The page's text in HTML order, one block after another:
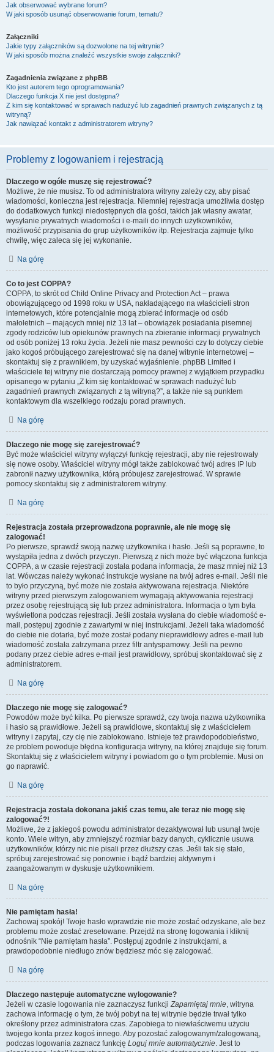
Jak obserwować wybrane forum?
W jaki sposób usunąć obserwowanie forum, tematu?
Załączniki
Jakie typy załączników są dozwolone na tej witrynie?
W jaki sposób można znaleźć wszystkie swoje załączniki?
Zagadnienia związane z phpBB
Kto jest autorem tego oprogramowania?
Dlaczego funkcja X nie jest dostępna?
Z kim się kontaktować w sprawach nadużyć lub zagadnień prawnych związanych z tą
witryną?
Jak nawiązać kontakt z administratorem witryny?
Problemy z logowaniem i rejestracją
Dlaczego w ogóle muszę się rejestrować?
Możliwe, że nie musisz. To od administratora witryny zależy czy, aby pisać
wiadomości, konieczna jest rejestracja. Niemniej rejestracja umożliwia dostęp
do dodatkowych funkcji niedostępnych dla gości, takich jak własny awatar,
wysyłanie prywatnych wiadomości i e-maili do innych użytkowników,
możliwość przypisania do grup użytkowników itp. Rejestracja zajmuje tylko
chwilę, więc zaleca się jej wykonanie.
Na górę
Co to jest COPPA?
COPPA, to skrót od Child Online Privacy and Protection Act – prawa
obowiązującego od 1998 roku w USA, nakładającego na właścicieli stron
internetowych, które potencjalnie mogą zbierać informacje od osób
małoletnich – mających mniej niż 13 lat – obowiązek posiadania pisemnej
zgody rodziców lub opiekunów prawnych na zbieranie informacji prywatnych
od osób poniżej 13 roku życia. Jeżeli nie masz pewności czy to dotyczy ciebie
jako kogoś próbującego zarejestrować się na danej witrynie internetowej –
skontaktuj się z prawnikiem, by uzyskać wyjaśnienie. phpBB Limited i
właściciele tej witryny nie dostarczają pomocy prawnej z wyjątkiem przypadku
opisanego w pytaniu „Z kim się kontaktować w sprawach nadużyć lub
zagadnień prawnych związanych z tą witryną?”, a także nie są punktem
kontaktowym dla wszelkiego rodzaju porad prawnych.
Na górę
Dlaczego nie mogę się zarejestrować?
Być może właściciel witryny wyłączył funkcję rejestracji, aby nie rejestrowały
się nowe osoby. Właściciel witryny mógł także zablokować twój adres IP lub
zabronił nazwy użytkownika, którą próbujesz zarejestrować. W sprawie
pomocy skontaktuj się z administratorem witryny.
Na górę
Rejestracja została przeprowadzona poprawnie, ale nie mogę się
zalogować!
Po pierwsze, sprawdź swoją nazwę użytkownika i hasło. Jeśli są poprawne, to
wystąpiła jedna z dwóch przyczyn. Pierwszą z nich może być włączona funkcja
COPPA, a w czasie rejestracji została podana informacja, że masz mniej niż 13
lat. Wówczas należy wykonać instrukcje wysłane na twój adres e-mail. Jeśli nie
to było przyczyną, być może nie została aktywowana rejestracja. Niektóre
witryny przed pierwszym zalogowaniem wymagają aktywowania rejestracji
przez osobę rejestrującą się lub przez administratora. Informacja o tym była
wyświetlona podczas rejestracji. Jeśli została wysłana do ciebie wiadomość e-
mail, postępuj zgodnie z zawartymi w niej instrukcjami. Jeżeli taka wiadomość
do ciebie nie dotarła, być może został podany nieprawidłowy adres e-mail lub
wiadomość została zatrzymana przez filtr antyspamowy. Jeśli na pewno
podany przez ciebie adres e-mail jest prawidłowy, spróbuj skontaktować się z
administratorem.
Na górę
Dlaczego nie mogę się zalogować?
Powodów może być kilka. Po pierwsze sprawdź, czy twoja nazwa użytkownika
i hasło są prawidłowe. Jeżeli są prawidłowe, skontaktuj się z właścicielem
witryny i zapytaj, czy cię nie zablokowano. Istnieje też prawdopodobieństwo,
że problem powoduje błędna konfiguracja witryny, na której znajduje się forum.
Skontaktuj się z właścicielem witryny i powiadom go o tym problemie. Musi on
go naprawić.
Na górę
Rejestracja została dokonana jakiś czas temu, ale teraz nie mogę się
zalogować?!
Możliwe, że z jakiegoś powodu administrator dezaktywował lub usunął twoje
konto. Wiele witryn, aby zmniejszyć rozmiar bazy danych, cyklicznie usuwa
użytkowników, którzy nic nie pisali przez dłuższy czas. Jeśli tak się stało,
spróbuj zarejestrować się ponownie i bądź bardziej aktywnym i
zaangażowanym w dyskusje użytkownikiem.
Na górę
Nie pamiętam hasła!
Zachowaj spokój! Twoje hasło wprawdzie nie może zostać odzyskane, ale bez
problemu może zostać zresetowane. Przejdź na stronę logowania i kliknij
odnośnik “Nie pamiętam hasła”. Postępuj zgodnie z instrukcjami, a
prawdopodobnie niedługo znów będziesz móc się zalogować.
Na górę
Dlaczego następuje automatyczne wylogowanie?
Jeżeli w czasie logowania nie zaznaczysz funkcjiZapamiętaj mnie, witryna
zachowa informację o tym, że twój pobyt na tej witrynie będzie trwał tylko
określony przez administratora czas. Zapobiega to niewłaściwemu użyciu
twojego konta przez kogoś innego. Aby pozostać zalogowanym/zalogowaną,
podczas logowania zaznacz funkcję Loguj mnie automatycznie. Jest to